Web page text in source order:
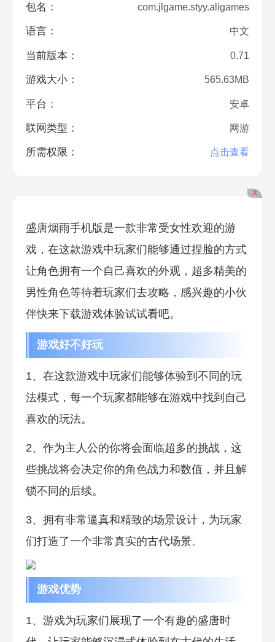
包名： com.jlgame.styy.aligames
语言： 中文
当前版本： 0.71
游戏大小： 565.63MB
平台： 安卓
联网类型： 网游
所需权限： 点击查看
X
盛唐烟雨手机版是一款非常受女性欢迎的游
戏，在这款游戏中玩家们能够通过捏脸的方式
让角色拥有一个自己喜欢的外观，超多精美的
男性角色等待着玩家们去攻略，感兴趣的小伙
伴快来下载游戏体验试试看吧。
游戏好不好玩
1、在这款游戏中玩家们能够体验到不同的玩
法模式，每一个玩家都能够在游戏中找到自己
喜欢的玩法。
2、作为主人公的你将会面临超多的挑战，这
些挑战将会决定你的角色战力和数值，并且解
锁不同的后续。
3、拥有非常逼真和精致的场景设计，为玩家
们打造了一个非常真实的古代场景。
游戏优势
1、游戏为玩家们展现了一个有趣的盛唐时